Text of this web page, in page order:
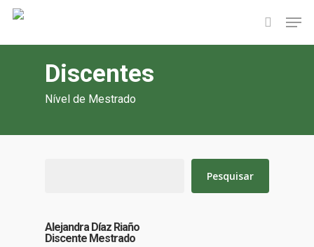
Skip
main
search
Discentes
Nível de Mestrado
Pesquisar
Alejandra Díaz Riaño
Discente Mestrado